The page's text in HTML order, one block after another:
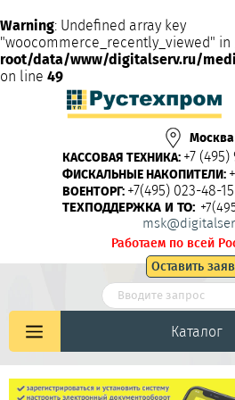
Warning: Undefined array key
"woocommerce_recently_viewed" in
root/data/www/digitalserv.ru/
on line 49
Москва
КАССОВАЯ ТЕХНИКА: +7
ФИСКАЛЬНЫЕ НАКОПИТЕЛИ:
ВОЕНТОРГ: +7(495) 023-48-15
ТЕХПОДДЕРЖКА И ТО:
Работаем по всей
Оставить
Каталог